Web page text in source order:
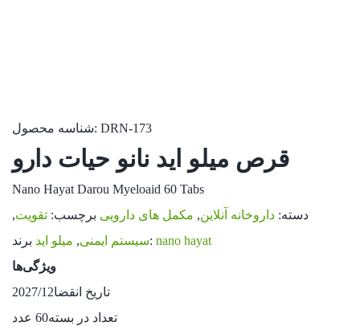
شناسه محصول: DRN-173
قرص میلو اید نانو حیات دارو
Nano Hayat Darou Myeloaid 60 Tabs
دسته: داروخانه آنلاین, مکمل های دارویی برچسب: تقویت,
سیستم ایمنی, میلو اید برند: nano hayat
ویژگی‌ها
تاریخ انقضا2027/12
تعداد در بسته60 عدد